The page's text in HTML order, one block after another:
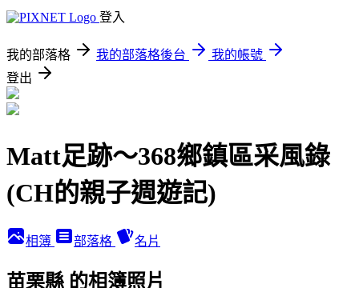
登入
我的部落格 我的部落格後台
我的帳號
登出
Matt足跡～368鄉鎮區采風錄
(CH的親子週遊記)
相簿 部落格 名片
苗栗縣 的相簿照片